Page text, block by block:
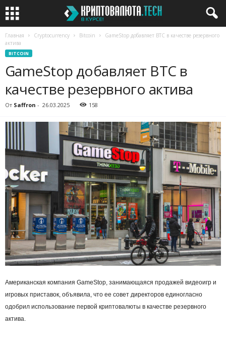
Главная Cryptocurrency Bitcoin
GameStop добавляет BTC в качестве резервного
актива
BITCOIN
GameStop добавляет BTC в
качестве резервного актива
От Saffron - 26.03.2025 158
Американская компания GameStop, занимающаяся продажей видеоигр и
игровых приставок, объявила, что ее совет директоров единогласно
одобрил использование первой криптовалюты в качестве резервного
актива.